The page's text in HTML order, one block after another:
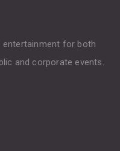
entertainment for both
and corporate events.